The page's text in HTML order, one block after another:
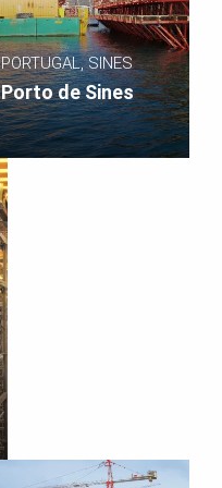
PORTUGAL, SINES
Porto de Sines